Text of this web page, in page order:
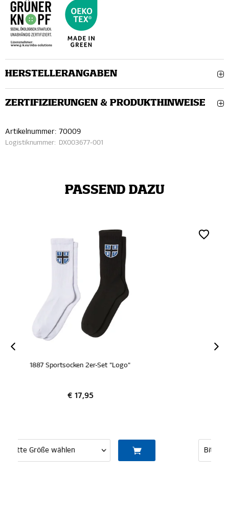
HERSTELLERANGABEN
ZERTIFIZIERUNGEN & PRODUKTHINWEISE
Artikelnummer: 70009
Logistiknummer: DX003677-001
PASSEND DAZU
NEU
1887 T-Shirt "Hamburg"